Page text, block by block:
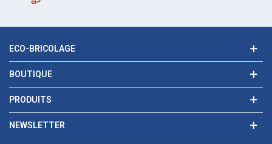
ECO-BRICOLAGE
BOUTIQUE
PRODUITS
NEWSLETTER